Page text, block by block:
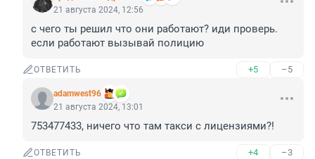
21 августа 2024, 12:56
с чего ты решил что они работают? иди проверь.
если работают вызывай полицию
ОТВЕТИТЬ +5 –5
adamwest96
21 августа 2024, 13:01
753477433, ничего что там такси с лицензиями?!
ОТВЕТИТЬ +4 –3